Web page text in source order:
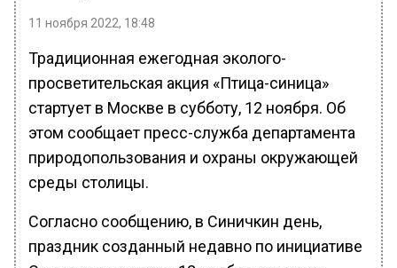
11 ноября 2022, 18:48
Традиционная ежегодная эколого-
просветительская акция «Птица-синица»
стартует в Москве в субботу, 12 ноября. Об
этом сообщает пресс-служба департамента
природопользования и охраны окружающей
среды столицы.
Согласно сообщению, в Синичкин день,
праздник созданный недавно по инициативе